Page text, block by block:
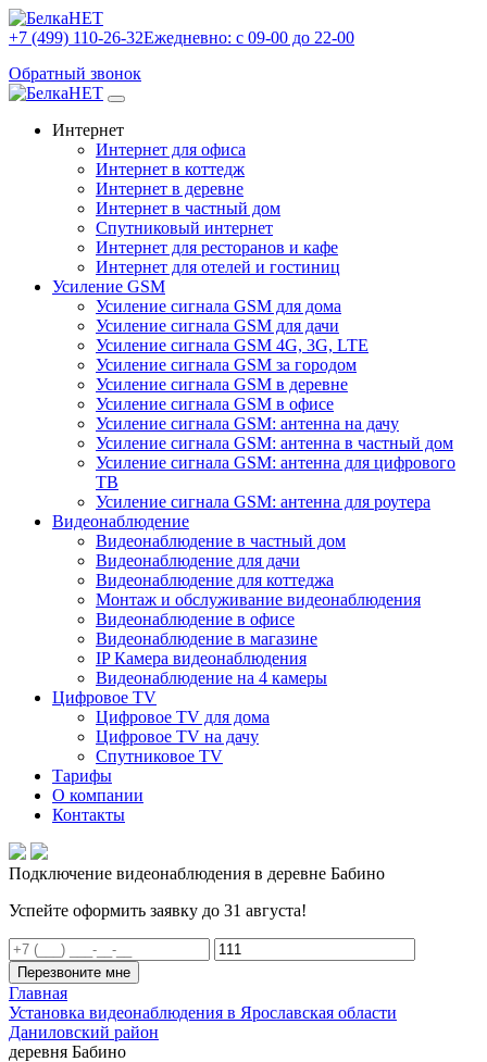
+7 (499) 110-26-32Ежедневно: с 09-00 до 22-00
Обратный звонок
Интернет
Интернет для офиса
Интернет в коттедж
Интернет в деревне
Интернет в частный дом
Спутниковый интернет
Интернет для ресторанов и кафе
Интернет для отелей и гостиниц
Усиление GSM
Усиление сигнала GSM для дома
Усиление сигнала GSM для дачи
Усиление сигнала GSM 4G, 3G, LTE
Усиление сигнала GSM за городом
Усиление сигнала GSM в деревне
Усиление сигнала GSM в офисе
Усиление сигнала GSM: антенна на дачу
Усиление сигнала GSM: антенна в частный дом
Усиление сигнала GSM: антенна для цифрового
ТВ
Усиление сигнала GSM: антенна для роутера
Видеонаблюдение
Видеонаблюдение в частный дом
Видеонаблюдение для дачи
Видеонаблюдение для коттеджа
Монтаж и обслуживание видеонаблюдения
Видеонаблюдение в офисе
Видеонаблюдение в магазине
IP Камера видеонаблюдения
Видеонаблюдение на 4 камеры
Цифровое TV
Цифровое TV для дома
Цифровое TV на дачу
Спутниковое TV
Тарифы
О компании
Контакты
Подключение видеонаблюдения в деревне Бабино
Успейте оформить заявку до 31 августа!
Перезвоните мне
Главная
Установка видеонаблюдения в Ярославская области
Даниловский район
деревня Бабино